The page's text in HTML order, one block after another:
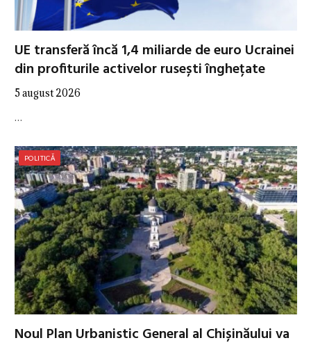
UE transferă încă 1,4 miliarde de euro Ucrainei
din profiturile activelor rusești înghețate
5 august 2026
…
POLITICĂ
Noul Plan Urbanistic General al Chișinăului va